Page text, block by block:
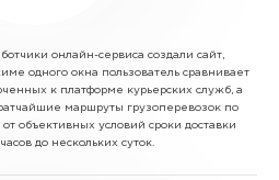
онлайн-сервиса создали сайт,
одного окна пользователь сравнивает
к платформе курьерских служб, а
маршруты грузоперевозок по
объективных условий сроки доставки
до нескольких суток.